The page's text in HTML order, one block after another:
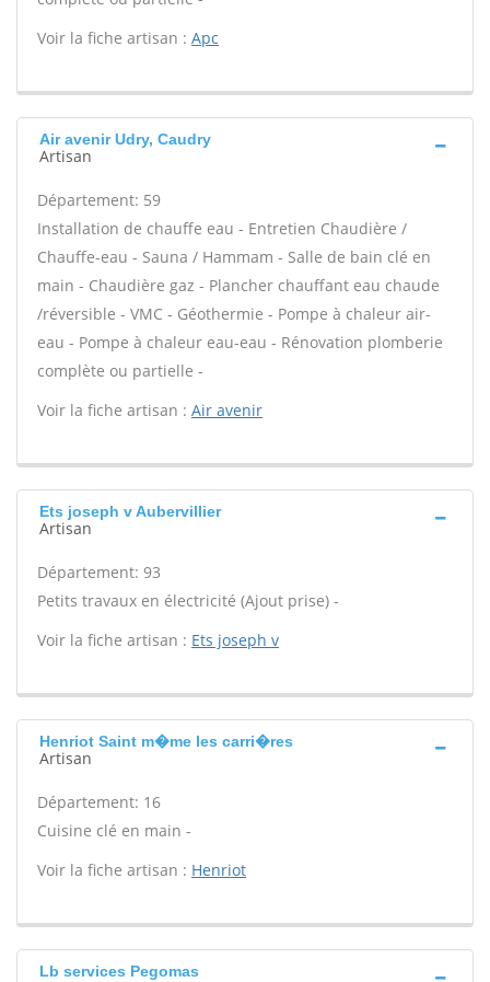
Voir la fiche artisan : Apc
Air avenir Udry, Caudry
Artisan
Département: 59
Installation de chauffe eau - Entretien Chaudière /
Chauffe-eau - Sauna / Hammam - Salle de bain clé en
main - Chaudière gaz - Plancher chauffant eau chaude
/réversible - VMC - Géothermie - Pompe à chaleur air-
eau - Pompe à chaleur eau-eau - Rénovation plomberie
complète ou partielle -
Voir la fiche artisan : Air avenir
Ets joseph v Aubervillier
Artisan
Département: 93
Petits travaux en électricité (Ajout prise) -
Voir la fiche artisan : Ets joseph v
Henriot Saint m�me les carri�res
Artisan
Département: 16
Cuisine clé en main -
Voir la fiche artisan : Henriot
Lb services Pegomas